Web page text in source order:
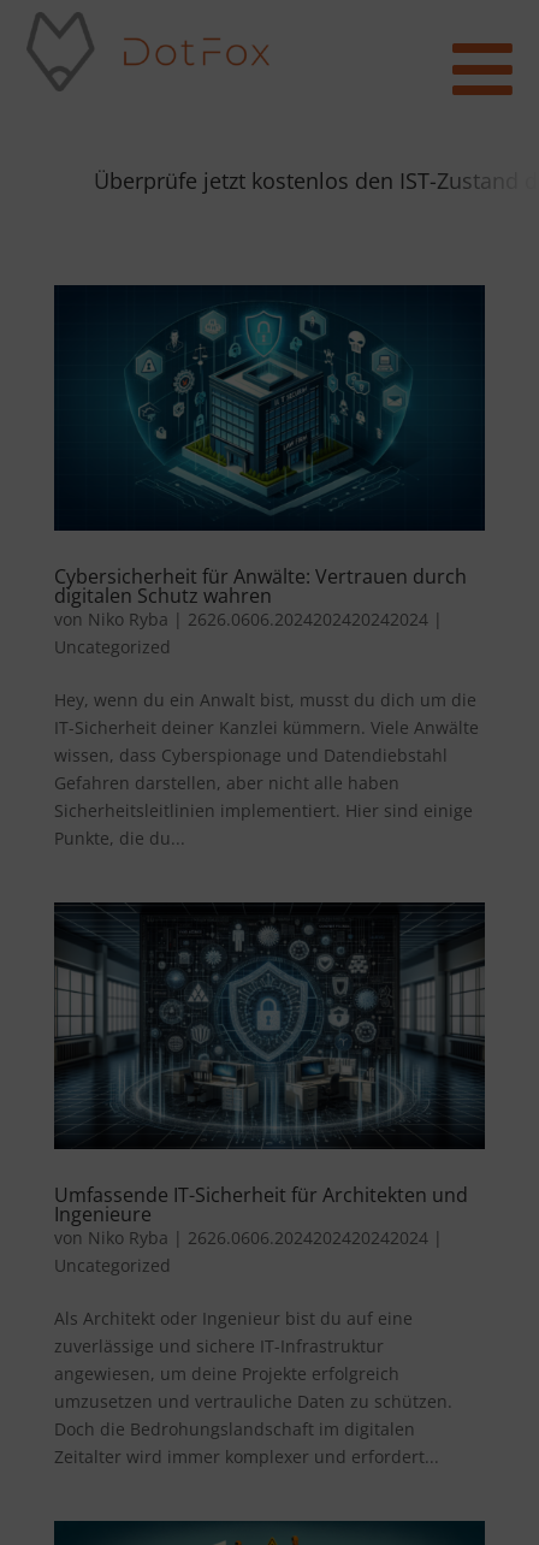

Überprüfe jetzt kostenlos den IST-Zustand
Cybersicherheit für Anwälte: Vertrauen durch
digitalen Schutz wahren
von Niko Ryba | 2626.0606.2024202420242024|
Uncategorized
Hey, wenn du ein Anwalt bist, musst du dich um die
IT-Sicherheit deiner Kanzlei kümmern. Viele Anwälte
wissen, dass Cyberspionage und Datendiebstahl
Gefahren darstellen, aber nicht alle haben
Sicherheitsleitlinien implementiert. Hier sind einige
Punkte, die du...
Umfassende IT-Sicherheit für Architekten und
Ingenieure
von Niko Ryba | 2626.0606.2024202420242024|
Uncategorized
Als Architekt oder Ingenieur bist du auf eine
zuverlässige und sichere IT-Infrastruktur
angewiesen, um deine Projekte erfolgreich
umzusetzen und vertrauliche Daten zu schützen.
Doch die Bedrohungslandschaft im digitalen
Zeitalter wird immer komplexer und erfordert...